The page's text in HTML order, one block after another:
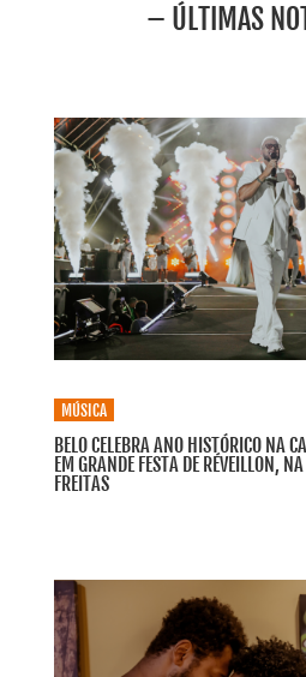
– ÚLTIMAS
MÚSICA
BELO CELEBRA ANO HISTÓRICO NA
EM GRANDE FESTA DE RÉVEILLON,
FREITAS